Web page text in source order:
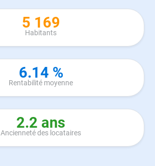
5 169
Habitants
6.14 %
Rentabilité moyenne
2.2 ans
Ancienneté des locataires